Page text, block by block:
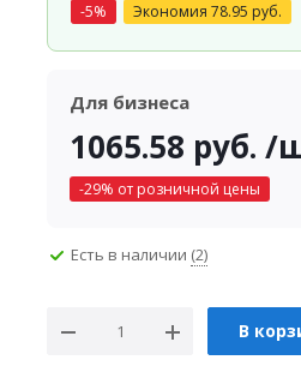
-5% Экономия 78.95 руб.
Для бизнеса
1065.58 руб. /
-29% от розничной цены
Есть в наличии (2)
В